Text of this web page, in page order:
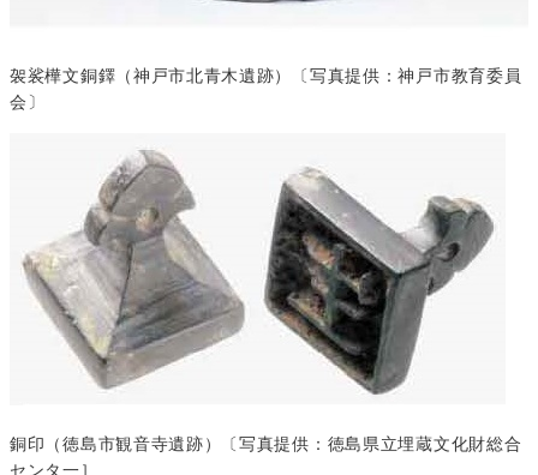
袈裟樺文銅鐸（神戸市北青木遺跡）〔写真提供：神戸市教育委員
会〕
銅印（徳島市観音寺遺跡）〔写真提供：徳島県立埋蔵文化財総合
センタ一］